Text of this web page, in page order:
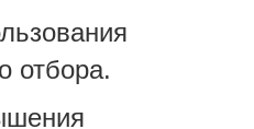
отбора.